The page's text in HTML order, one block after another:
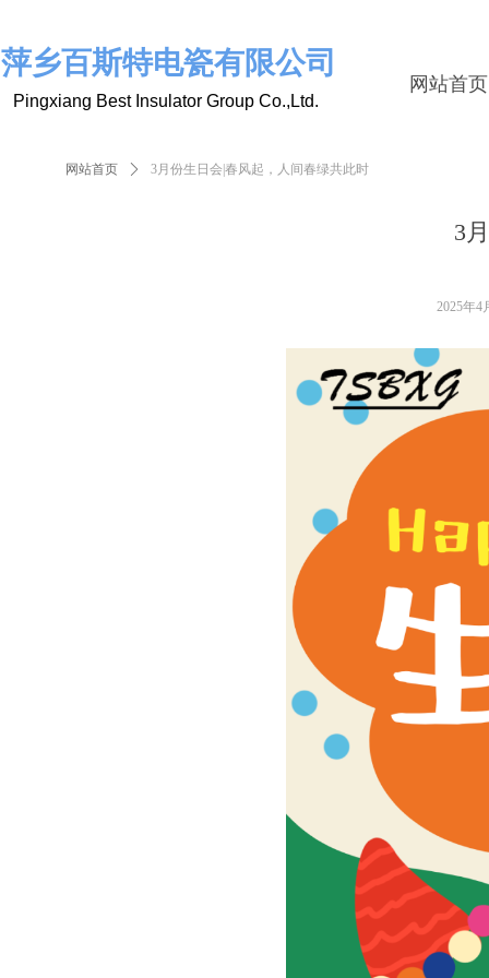
网站首页
萍乡百斯特电瓷有限公司
Pingxiang Best Insulator Group Co.,Ltd.
3
网站首页 ꄲ 3月份生日会|春风起，人间春绿共此时
2025年4